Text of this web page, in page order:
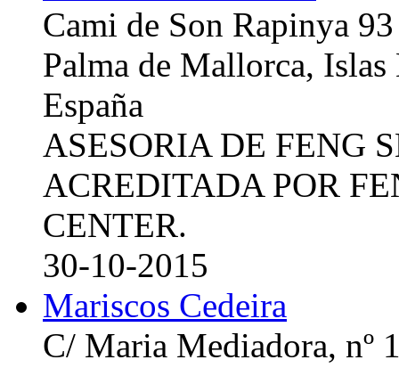
Cami de Son Rapinya 93
Palma de Mallorca, Islas
España
ASESORIA DE FENG
ACREDITADA POR
CENTER.
30-10-2015
Mariscos Cedeira
C/ Maria Mediadora, nº